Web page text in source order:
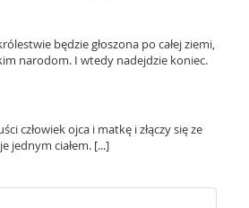
będzie głoszona po całej ziemi,
narodom. I wtedy nadejdzie koniec.
człowiek ojca i matkę i złączy się ze
jednym ciałem. [...]